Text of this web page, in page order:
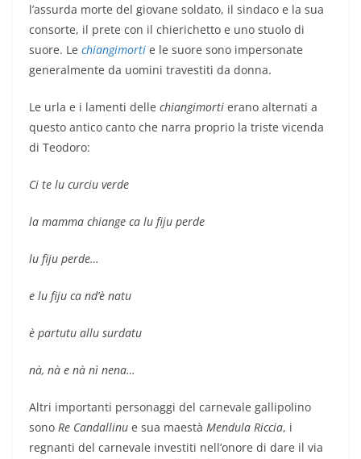
l’assurda morte del giovane soldato, il sindaco e la sua
consorte, il prete con il chierichetto e uno stuolo di
suore. Le chiangimorti e le suore sono impersonate
generalmente da uomini travestiti da donna.
Le urla e i lamenti delle chiangimorti erano alternati a
questo antico canto che narra proprio la triste vicenda
di Teodoro:
Ci te lu curciu verde
la mamma chiange ca lu fiju perde
lu fiju perde…
e lu fiju ca nd’è natu
è partutu allu surdatu
nà, nà e nà nì nena…
Altri importanti personaggi del carnevale gallipolino
sono Re Candallinu e sua maestà Mendula Riccia, i
regnanti del carnevale investiti nell’onore di dare il via